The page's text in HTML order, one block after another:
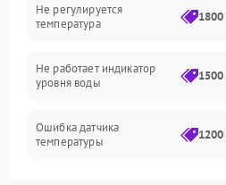
Не регулируется
температура
Не работает индикатор
уровня воды
Ошибка датчика
температуры